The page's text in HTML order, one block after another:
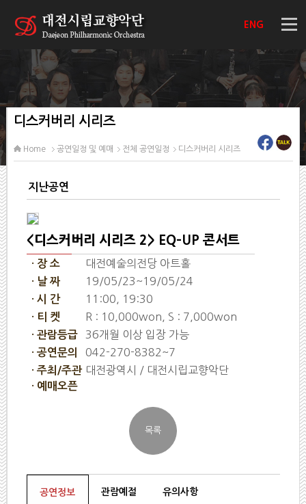
ENG
디스커버리 시리즈
Home 공연일정 및 예매 전체 공연일정 디스커버리 시리즈
지난공연
<디스커버리 시리즈 2> EQ-UP 콘서트
· 장 소 대전예술의전당 아트홀
· 날 짜 19/05/23~19/05/24
· 시 간 11:00, 19:30
· 티 켓 R : 10,000won, S : 7,000won
· 관람등급 36개월 이상 입장 가능
· 공연문의 042-270-8382~7
· 주최/주관 대전광역시 / 대전시립교향악단
· 예매오픈
공연정보 관람예절 유의사항